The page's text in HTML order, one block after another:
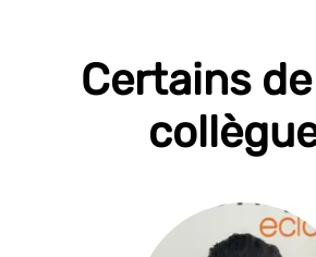
Certains